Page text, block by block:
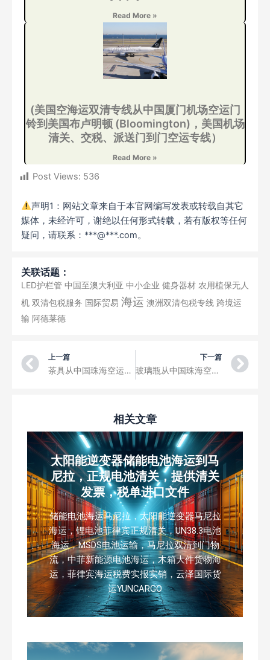
Read More »
(美国空海运双清专线从中国厦门机场空运门
铃到美国布卢明顿 (Bloomington)，美国机场
清关、交税、派送门到门空运专线）
Read More »
Post Views: 536
声明1：网站文章来自于本官网编写发表或转载自其它
媒体，未经许可，谢绝以任何形式转载，若有版权等任何
疑问，请联系：***@***.com。
关联话题：
LED护栏管 中国至澳大利亚 中小企业 健身器材 农用植保无人
机 双清包税服务 国际贸易 海运 澳洲双清包税专线 跨境运
输 阿德莱德
Prev
上一篇
茶具从中国珠海空运到科罗内尔FAP卡洛斯·西丽娅尼圣罗莎国际机场三字代码TCQ
下一篇
玻璃瓶从中国珠海空运到塔拉拉机场三字代码TYL
相关文章
太阳能逆变器储能电池海运到马
尼拉，正规电池清关，提供清关
发票，税单进口文件
储能电池海运马尼拉，太阳能逆变器马尼拉
海运，锂电池菲律宾正规清关，UN38.3电池
海运，MSDS电池运输，马尼拉双清到门物
流，中菲新能源电池海运，木箱大件货物海
运，菲律宾海运税费实报实销，云泽国际货
运YUNCARGO